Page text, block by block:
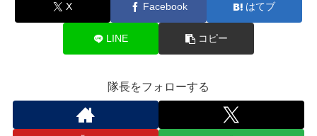
X Facebook はてブ
LINE コピー
隊長をフォローする